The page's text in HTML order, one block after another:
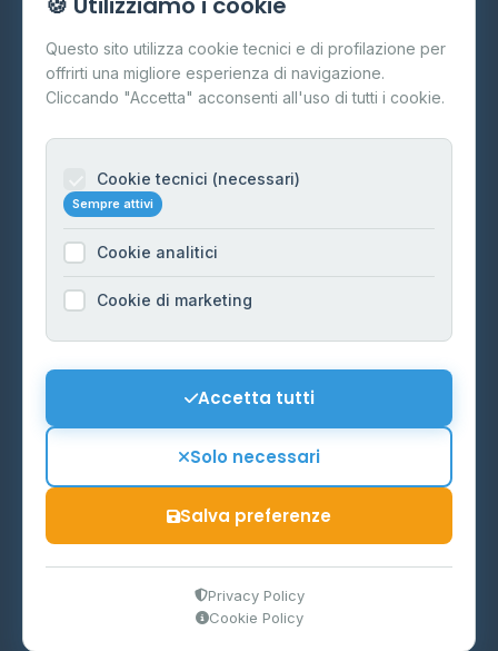
Cos'è il GPL
FAQ
Contatti
Informazioni legali
Cookie Policy
Preferenze Cookie
Mappa del sito
P.IVA 03859300364
Ministero delle Imprese e del Made in Italy
Questo sito utilizza cookie tecnici e di profilazione per
offrirti una migliore esperienza di navigazione.
Cliccando "Accetta" acconsenti all'uso di tutti i cookie.
Cookie tecnici (necessari)
Sempre attivi
Cookie analitici
Cookie di marketing
Accetta tutti
Solo necessari
Salva preferenze
Privacy Policy
Cookie Policy